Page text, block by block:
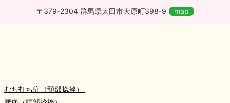
〒379-2304 群馬県太田市大原町398-9 map
むち打ち症（頸部捻挫）